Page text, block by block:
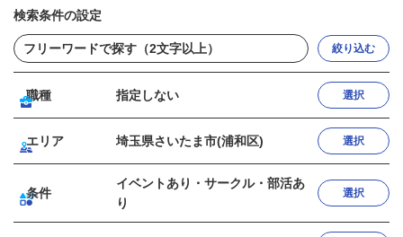
検索条件の設定
絞り込む
職種 指定しない 選択
エリア 埼玉県さいたま市(浦和区) 選択
条件
イベントあり・サークル・部活あ
り
選択